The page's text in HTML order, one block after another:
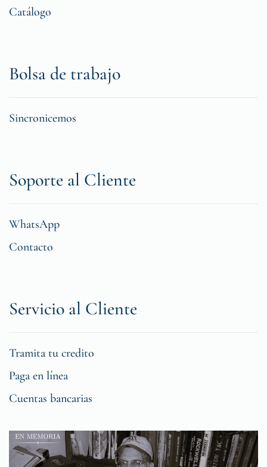
Catálogo
Bolsa de trabajo
Sincronicemos
Soporte al Cliente
WhatsApp
Contacto
Servicio al Cliente
Tramita tu credito
Paga en línea
Cuentas bancarias